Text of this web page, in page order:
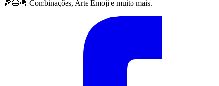
🍕🍔🍟 Combinações, Arte Emoji e muito mais.